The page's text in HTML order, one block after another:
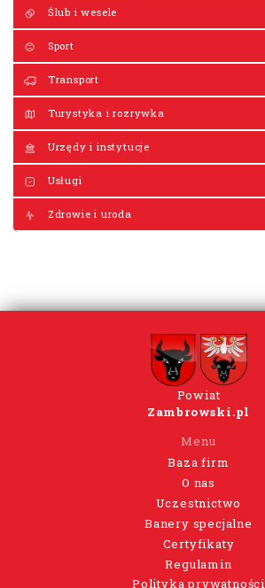
Ślub i wesele
Sport
Transport
Turystyka i rozrywka
Urzędy i instytucje
Usługi
Zdrowie i uroda
Powiat
Zambrowski.pl
Menu
Baza firm
O nas
Uczestnictwo
Banery specjalne
Certyfikaty
Regulamin
Polityka prywatności